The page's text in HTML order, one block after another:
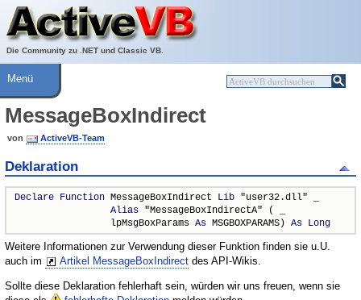
Die Community zu .NET und Classic VB.
Über ActiveVB
Hilfe
Menü
MessageBoxIndirect
von ActiveVB-Team
Deklaration
Declare Function MessageBoxIndirect Lib "user32.dll" _
Alias "MessageBoxIndirectA" ( _
                 lpMsgBoxParams
As MSGBOXPARAMS) As Long
Weitere Informationen zur Verwendung dieser Funktion finden sie u.U.
auch im
Artikel MessageBoxIndirect des API-Wikis.
Sollte diese Deklaration fehlerhaft sein, würden wir uns freuen, wenn sie